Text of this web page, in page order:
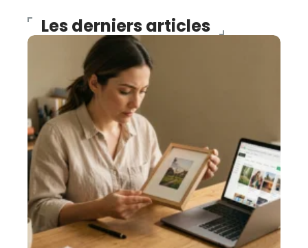
Les derniers articles